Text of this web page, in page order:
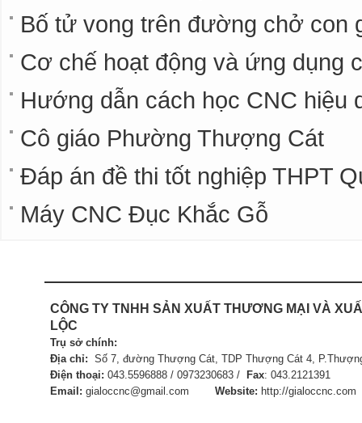
Bố tử vong trên đường chở con
Cơ chế hoạt động và ứng dụng
Hướng dẫn cách học CNC hiệu
Cô giáo Phường Thượng Cát
Đáp án đề thi tốt nghiệp THPT
Máy CNC Đục Khắc Gỗ
CÔNG TY TNHH SẢN XUẤT THƯƠNG MẠI VÀ
LỘC
Trụ sở chính:
Địa chỉ: Số 7, đường Thượng Cát, TDP Thượng Cát 4,
Điện thoại: 043.5596888 / 0973230683 / Fax:
Email: gialoccnc@gmail.com Website: http://gialoccnc.com